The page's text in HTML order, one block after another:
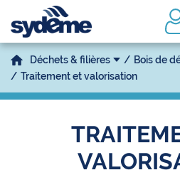
Déchets & filières
Bois de
Traitement et valorisation